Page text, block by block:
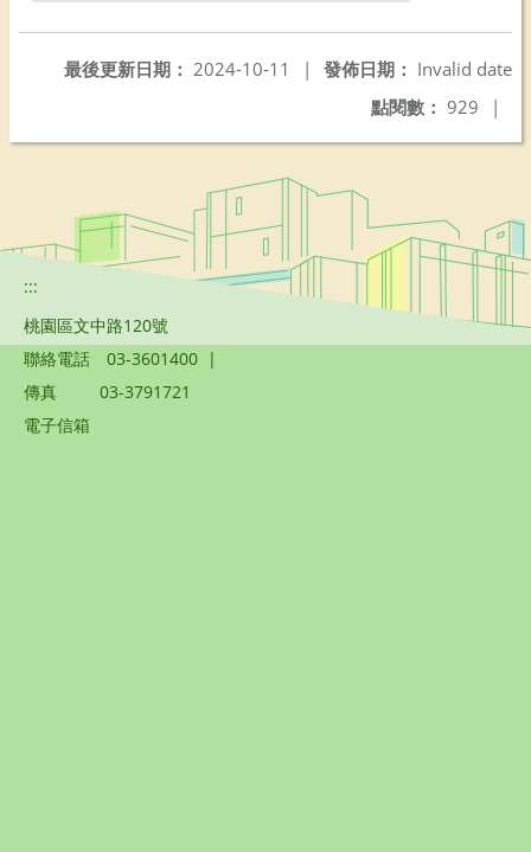
發佈日期： Invalid date
最後更新日期： 2024-10-11
|
點閱數： 929 |
:::
桃園區文中路120號
聯絡電話
03-3601400 |
傳真
03-3791721
電子信箱